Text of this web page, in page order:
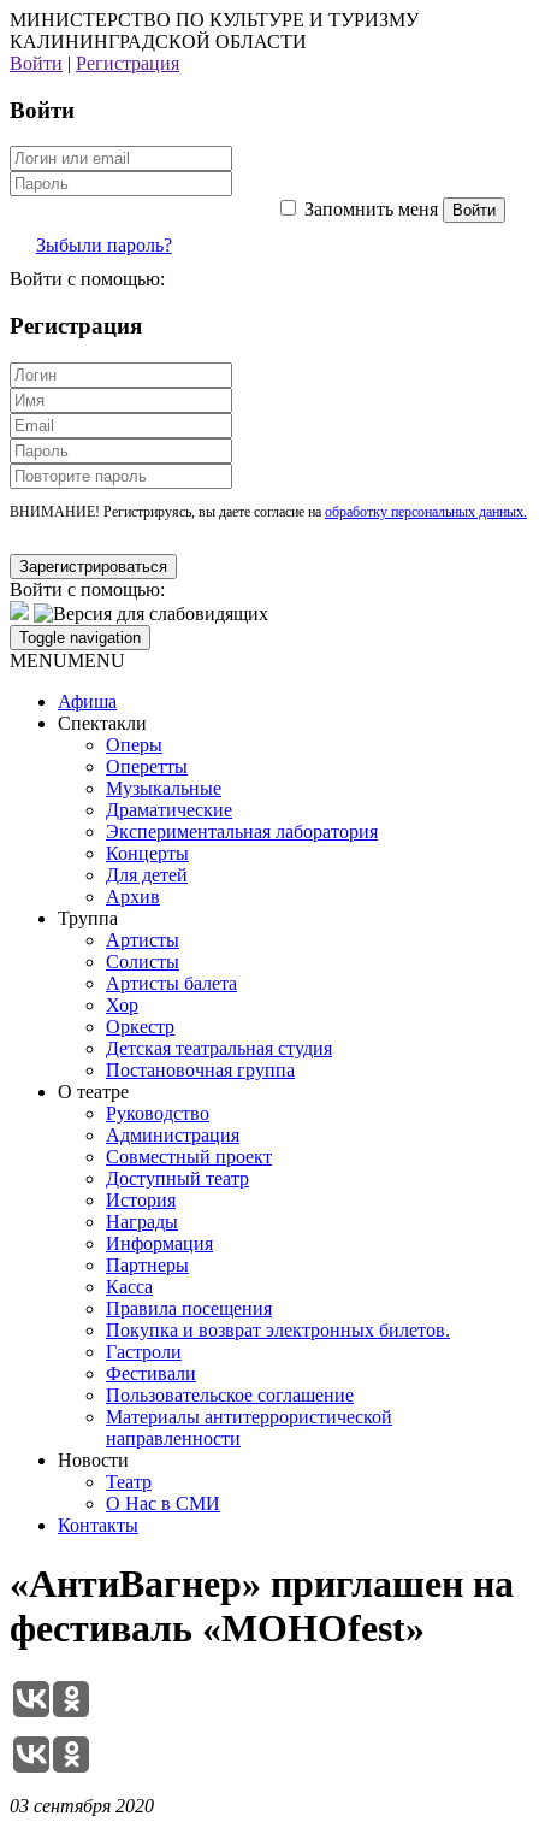
МИНИСТЕРСТВО ПО КУЛЬТУРЕ И ТУРИЗМУ
КАЛИНИНГРАДСКОЙ ОБЛАСТИ
Войти | Регистрация
Войти
Запомнить меня
Зыбыли пароль?
Войти с помощью:
Регистрация
ВНИМАНИЕ! Регистрируясь, вы даете согласие на обработку персональных данных.
Войти с помощью:
Toggle navigation
MENUMENU
Афиша
Спектакли
Оперы
Оперетты
Музыкальные
Драматические
Экспериментальная лаборатория
Концерты
Для детей
Архив
Труппа
Артисты
Солисты
Артисты балета
Хор
Оркестр
Детская театральная студия
Постановочная группа
О театре
Руководство
Администрация
Совместный проект
Доступный театр
История
Награды
Информация
Партнеры
Касса
Правила посещения
Покупка и возврат электронных билетов.
Гастроли
Фестивали
Пользовательское соглашение
Материалы антитеррористической
направленности
Новости
Театр
О Нас в СМИ
Контакты
«АнтиВагнер» приглашен на
фестиваль «МОНОfest»
03 сентября 2020